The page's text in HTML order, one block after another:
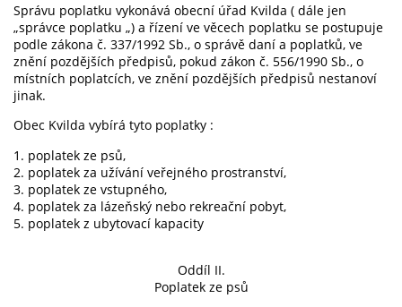
Správu poplatku vykonává obecní úřad Kvilda ( dále jen
„správce poplatku „) a řízení ve věcech poplatku se postupuje
podle zákona č. 337/1992 Sb., o správě daní a poplatků, ve
znění pozdějších předpisů, pokud zákon č. 556/1990 Sb., o
místních poplatcích, ve znění pozdějších předpisů nestanoví
jinak.
Obec Kvilda vybírá tyto poplatky :
1. poplatek ze psů,
2. poplatek za užívání veřejného prostranství,
3. poplatek ze vstupného,
4. poplatek za lázeňský nebo rekreační pobyt,
5. poplatek z ubytovací kapacity
Oddíl II.
Poplatek ze psů